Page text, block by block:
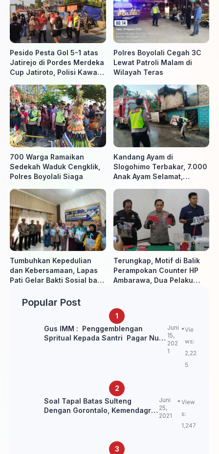
Pesido Pesta Gol 5-1 atas
Jatirejo di Pordes Merdeka
Cup Jatiroto, Polisi Kawal
Polres Boyolali Cegah 3C
Lewat Patroli Malam di
Wilayah Teras
700 Warga Ramaikan
Sedekah Waduk Cengklik,
Polres Boyolali Siaga
Kandang Ayam di
Slogohimo Terbakar, 7.000
Anak Ayam Selamat,
Juta
Tumbuhkan Kepedulian
dan Kebersamaan, Lapas
Pati Gelar Bakti Sosial bagi
Terungkap, Motif di Balik
Perampokan Counter HP
Ambarawa, Dua Pelaku
Popular Post
Gus IMM : Penggemblengan
Spritual Kepada Santri Pagar Nusa
Juni
15,
202
1
Vie
ws:
2,22
5
Soal Tapal Batas Sulteng
Dengan Gorontalo, Kemendagri:
Juni
25,
2021
View
s:
1,247